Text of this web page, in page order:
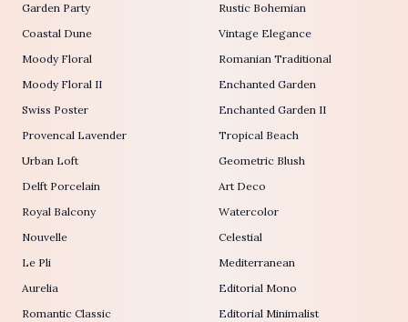
Garden Party
Coastal Dune
Moody Floral
Moody Floral II
Swiss Poster
Provencal Lavender
Urban Loft
Delft Porcelain
Royal Balcony
Nouvelle
Le Pli
Aurelia
Romantic Classic
Rustic Bohemian
Vintage Elegance
Romanian Traditional
Enchanted Garden
Enchanted Garden II
Tropical Beach
Geometric Blush
Art Deco
Watercolor
Celestial
Mediterranean
Editorial Mono
Editorial Minimalist